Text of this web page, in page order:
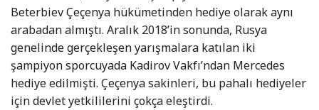
Beterbiev Çeçenya hükümetinden hediye olarak aynı
arabadan almıştı. Aralık 2018’in sonunda, Rusya
genelinde gerçekleşen yarışmalara katılan iki
şampiyon sporcuyada Kadirov Vakfı’ndan Mercedes
hediye edilmişti. Çeçenya sakinleri, bu pahalı hediyeler
için devlet yetkililerini çokça eleştirdi.